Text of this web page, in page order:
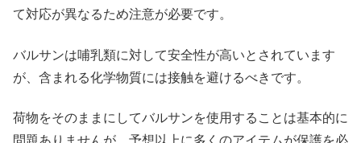
て対応が異なるため注意が必要です。
バルサンは哺乳類に対して安全性が高いとされています
が、含まれる化学物質には接触を避けるべきです。
荷物をそのままにしてバルサンを使用することは基本的に
問題ありませんが、予想以上に多くのアイテムが保護を必